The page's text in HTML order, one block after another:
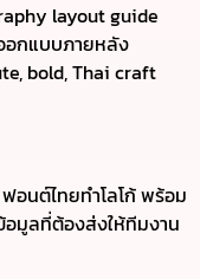
layout guide
อกแบบภายหลัง
bold, Thai craft
อนต์ไทยทำโลโก้ พร้อม
อมูลที่ต้องส่งให้ทีมงาน